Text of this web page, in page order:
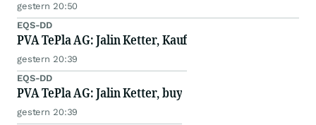
gestern 20:50
EQS-DD
PVA TePla AG: Jalin Ketter, Kauf
gestern 20:39
EQS-DD
PVA TePla AG: Jalin Ketter, buy
gestern 20:39